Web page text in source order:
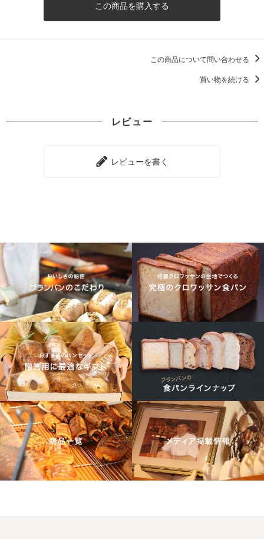
この商品を購入する
この商品について問い合わせる
買い物を続ける
レビュー
レビューを書く